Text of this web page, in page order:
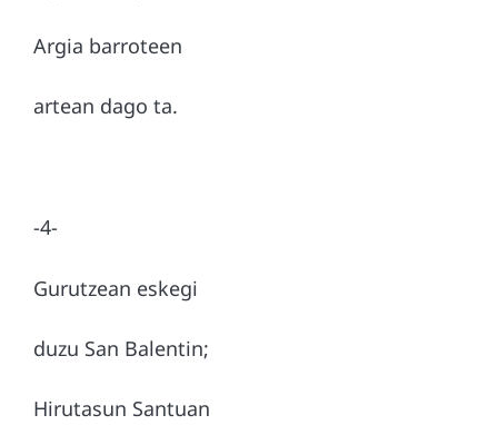
Argia barroteen
artean dago ta.
-4-
Gurutzean eskegi
duzu San Balentin;
Hirutasun Santuan